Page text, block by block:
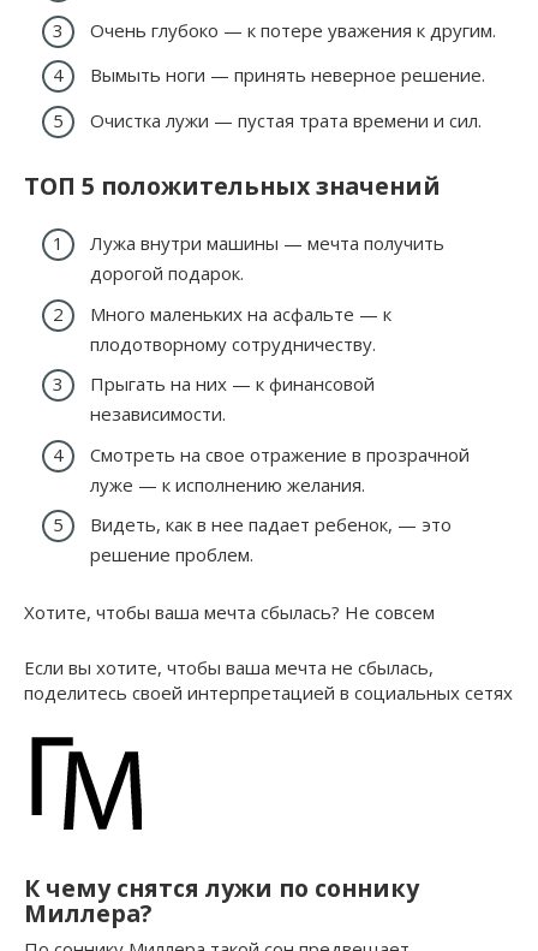
Очень глубоко — к потере уважения к другим.
Вымыть ноги — принять неверное решение.
Очистка лужи — пустая трата времени и сил.
ТОП 5 положительных значений
Лужа внутри машины — мечта получить
дорогой подарок.
Много маленьких на асфальте — к
плодотворному сотрудничеству.
Прыгать на них — к финансовой
независимости.
Смотреть на свое отражение в прозрачной
луже — к исполнению желания.
Видеть, как в нее падает ребенок, — это
решение проблем.
Хотите, чтобы ваша мечта сбылась? Не совсем
Если вы хотите, чтобы ваша мечта не сбылась,
поделитесь своей интерпретацией в социальных сетях
К чему снятся лужи по соннику
Миллера?